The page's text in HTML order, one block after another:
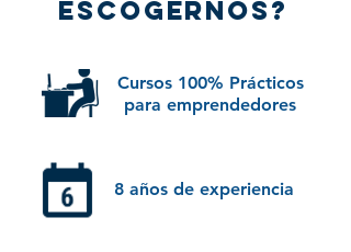
ingresos. El marketing digital te permite
cualquier lugar y vender a todo el
Ecuador.
escogernos?
Cursos 100% Prácticos
para emprendedores
8 años de experiencia